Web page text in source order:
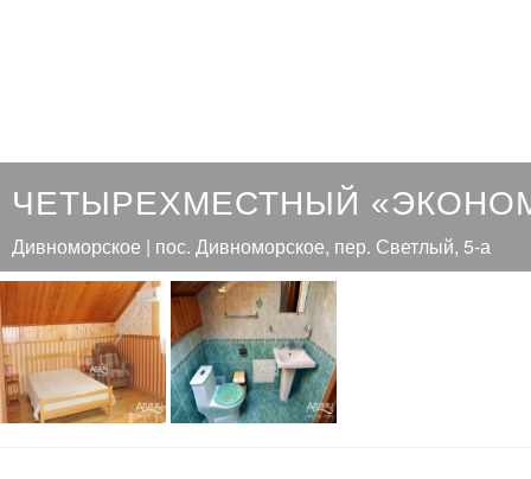
ЧЕТЫРЕХМЕСТНЫЙ
Дивноморское | пос. Дивноморское, пер. Светлый, 5-а